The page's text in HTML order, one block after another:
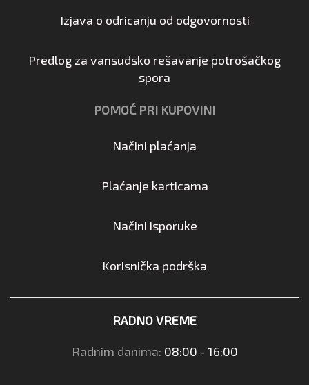
Izjava o odricanju od odgovornosti
Predlog za vansudsko rešavanje potrošačkog
spora
POMOĆ PRI KUPOVINI
Načini plaćanja
Plaćanje karticama
Načini isporuke
Korisnička podrška
RADNO VREME
Radnim danima: 08:00 - 16:00